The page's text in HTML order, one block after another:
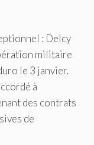
: Delcy
militaire
le 3 janvier.
à
des contrats
de